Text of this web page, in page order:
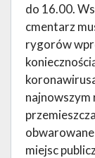
do 16.00.
cmentarz
rygorów
miejsc